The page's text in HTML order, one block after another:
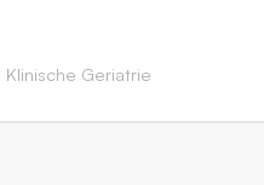
Klinische Geriatrie